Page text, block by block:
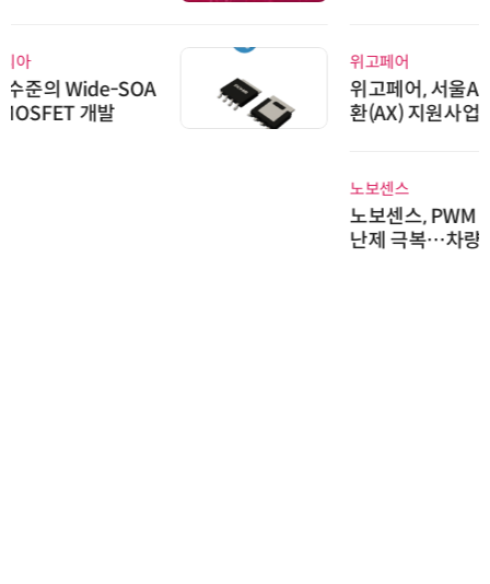
위고페어
위고페어, 서울AI허브 '2026 AI 전
환(AX) 지원사업' 컨소시엄 선정